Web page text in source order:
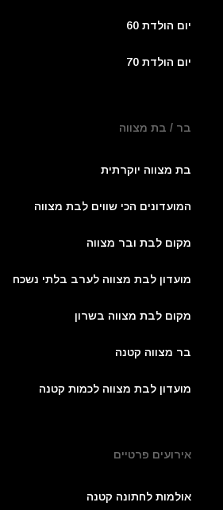
יום הולדת 60
יום הולדת 70
בר / בת מצווה
בת מצווה יוקרתית
המועדונים הכי שווים לבת מצווה
מקום לבת ובר מצווה
מועדון לבת מצווה לערב בלתי נשכח
מקום לבת מצווה בשרון
בר מצווה קטנה
מועדון לבת מצווה לכמות קטנה
אירועים פרטיים
אולמות לחתונה קטנה